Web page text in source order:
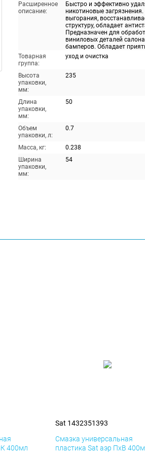
Расширенное
описание:
Быстро и эффективно
никотиновые
выгорания,
структуру, обладает
Предназначен для
виниловых деталей
бамперов. Обладает
Товарная
группа:
уход и очистка
Высота
упаковки,
мм:
235
Длина
упаковки,
мм:
50
Объем
упаковки, л:
0.7
Масса, кг:
0.238
Ширина
упаковки,
мм:
54
400мл
Sat 1432351393
Смазка универсальная
пластика Sat аэр ПхВ